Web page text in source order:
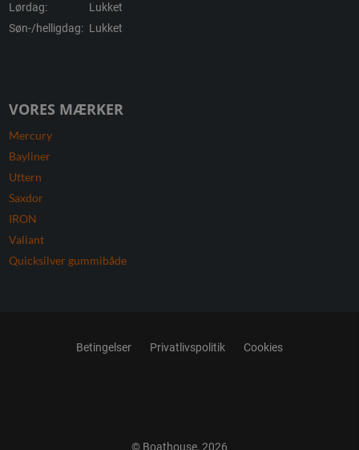
Lørdag:
Lukket
Søn-/helligdag: Lukket
VORES MÆRKER
Mercury
Bayliner
Uttern
Saxdor
IRON
Valiant
Quicksilver gummibåde
Betingelser Privatlivspolitik Cookies
© Boathouse, 2026